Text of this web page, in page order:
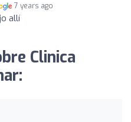
7 years ago
allí
Clinica